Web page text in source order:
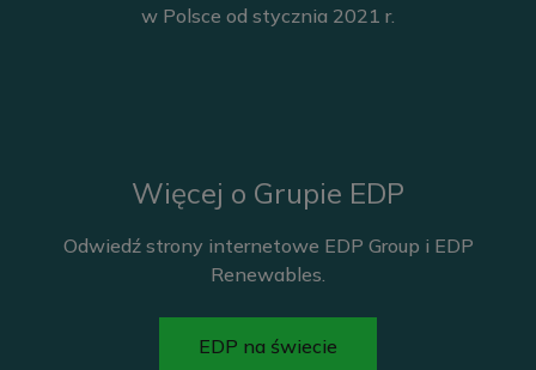
w Polsce od stycznia 2021 r.
Więcej o Grupie EDP
Odwiedź strony internetowe EDP Group i EDP
Renewables.
EDP na świecie